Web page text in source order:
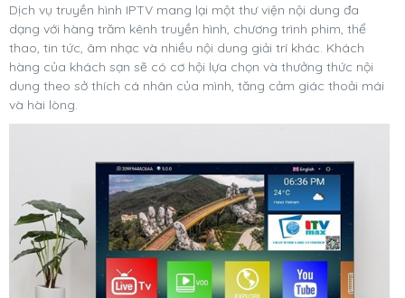
Dịch vụ truyền hình IPTV mang lại một thư viện nội dung đa
dạng với hàng trăm kênh truyền hình, chương trình phim, thể
thao, tin tức, âm nhạc và nhiều nội dung giải trí khác. Khách
hàng của khách sạn sẽ có cơ hội lựa chọn và thưởng thức nội
dung theo sở thích cá nhân của mình, tăng cảm giác thoải mái
và hài lòng.